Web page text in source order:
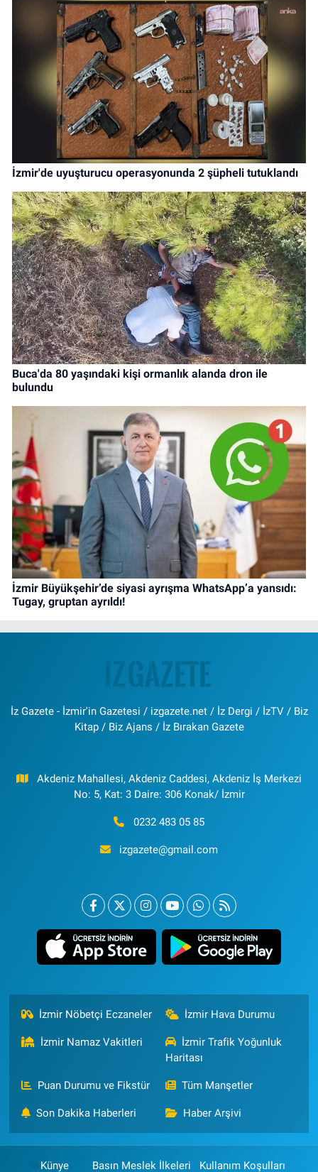
İzmir'de uyuşturucu operasyonunda 2 şüpheli tutuklandı
Buca'da 80 yaşındaki kişi ormanlık alanda dron ile
bulundu
İzmir Büyükşehir’de siyasi ayrışma WhatsApp’a yansıdı:
Tugay, gruptan ayrıldı!
İz Gazete - İzmir'in Gazetesi / izgazete.net / İz Dergi / İzTV / Biz
Kitap / Biz Ajans / İz Bırakan Gazete
Akdeniz Mahallesi, Akdeniz Caddesi, Akdeniz İş Merkezi
No: 5, Kat: 3 Daire: 306 Konak/ İzmir
0232 483 05 85
izgazete@gmail.com
İzmir Nöbetçi Eczaneler İzmir Hava Durumu
İzmir Namaz Vakitleri
İzmir Trafik Yoğunluk
Haritası
Puan Durumu ve Fikstür Tüm Manşetler
Son Dakika Haberleri Haber Arşivi
Künye Basın Meslek İlkeleri Kullanım Koşulları